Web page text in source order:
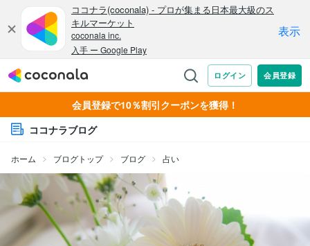
会員登録で10％割引クーポンを獲得！
ココナラブログ
ホーム ブログトップ ブログ 占い